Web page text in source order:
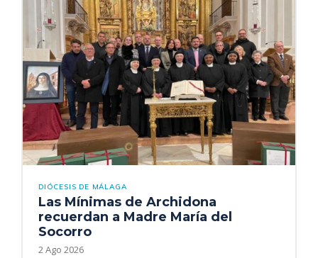
DIÓCESIS DE MÁLAGA
Las Mínimas de Archidona
recuerdan a Madre María del
Socorro
2 Ago 2026